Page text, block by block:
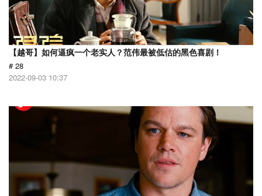
【越哥】如何逼疯一个老实人？范伟最被低估的黑色喜剧！
# 28
2022-09-03 10:37